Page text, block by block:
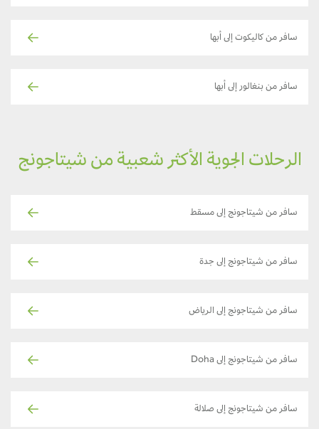
سافر من كاليكوت إلى أبها
سافر من بنغالور إلى أبها
الرحلات الجوية الأكثر شعبية من شيتاجونج
سافر من شيتاجونج إلى مسقط
سافر من شيتاجونج إلى جدة
سافر من شيتاجونج إلى الرياض
سافر من شيتاجونج إلى Doha
سافر من شيتاجونج إلى صلالة